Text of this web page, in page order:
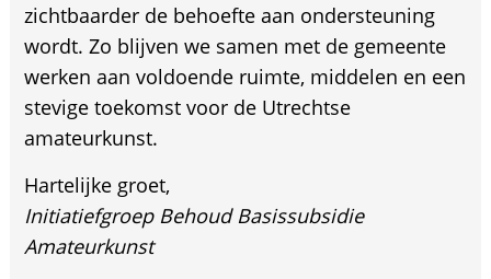
zichtbaarder de behoefte aan ondersteuning
wordt. Zo blijven we samen met de gemeente
werken aan voldoende ruimte, middelen en een
stevige toekomst voor de Utrechtse
amateurkunst.
Hartelijke groet,
Initiatiefgroep Behoud Basissubsidie
Amateurkunst